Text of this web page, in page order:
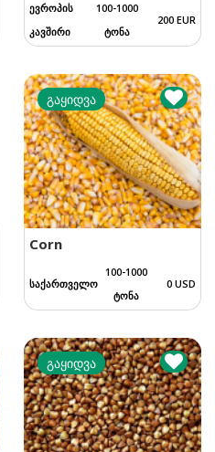
ევროპის
კავშირი
100-1000
ტონა
200 EUR
გაყიდვა
Corn
საქართველო
100-1000
ტონა
0 USD
გაყიდვა